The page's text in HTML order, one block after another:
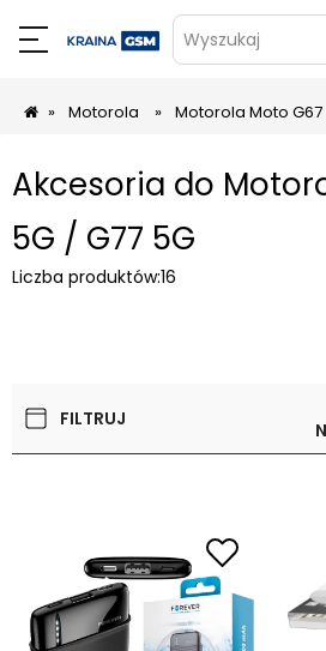
Wyszukaj
» Motorola » Motorola Moto G67
Akcesoria do
5G / G77 5G
Liczba produktów:16
FILTRUJ